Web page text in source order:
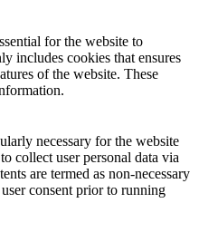
for the website to
includes cookies that ensures
of the website. These
necessary for the website
collect user personal data via
are termed as non-necessary
consent prior to running